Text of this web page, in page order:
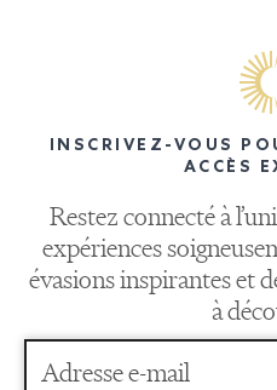
INSCRIVEZ-VOUS
ACCÈS
Restez connecté à
expériences
évasions inspirantes et
à
Adresse e-mail